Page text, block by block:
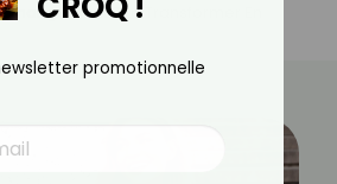
? Le Transformer En
promotionnelle